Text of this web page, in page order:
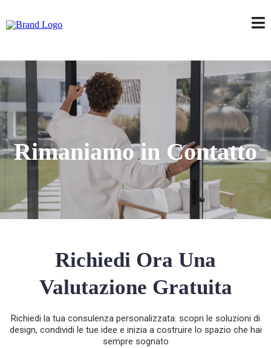
Rimaniamo in Contatto
Richiedi Ora Una
Valutazione Gratuita
Richiedi la tua consulenza personalizzata: scopri le soluzioni di
design, condividi le tue idee e inizia a costruire lo spazio che hai
sempre sognato